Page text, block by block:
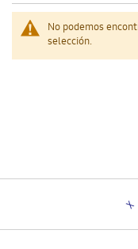
No podemos
selección.